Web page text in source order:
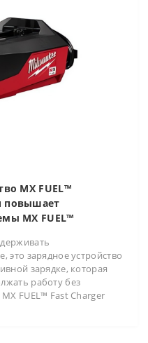
MX FUEL™
повышает
MX FUEL™
это зарядное устройство
зарядке, которая
работу без
FUEL™ Fast Charger